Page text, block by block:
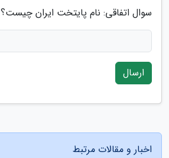
سوال اتفاقی: نام پایتخت ایران چیست؟
ارسال
اخبار و مقالات مرتبط